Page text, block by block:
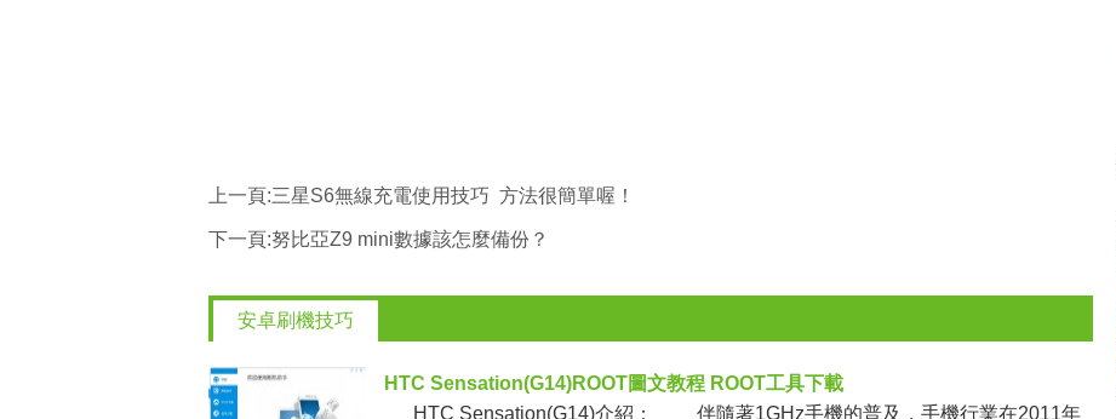
上一頁:三星S6無線充電使用技巧 方法很簡單喔！
下一頁:努比亞Z9 mini數據該怎麼備份？
安卓刷機技巧
HTC Sensation(G14)ROOT圖文教程 ROOT工具下載
HTC Sensation(G14)介紹： 伴隨著1GHz手機的普及，手機行業在2011年